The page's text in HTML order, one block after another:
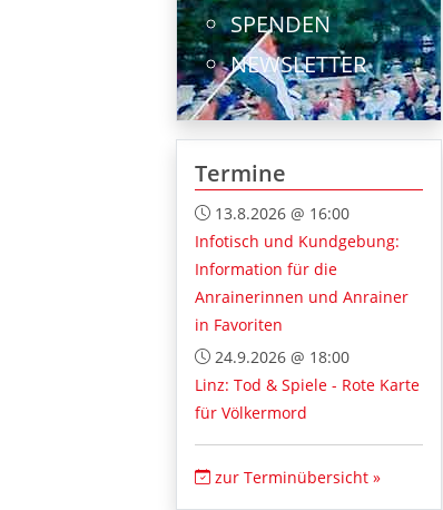
SPENDEN
NEWSLETTER
Termine
13.8.2026 @ 16:00
Infotisch und Kundgebung:
Information für die
Anrainerinnen und Anrainer
in Favoriten
24.9.2026 @ 18:00
Linz: Tod & Spiele - Rote Karte
für Völkermord
zur Terminübersicht »